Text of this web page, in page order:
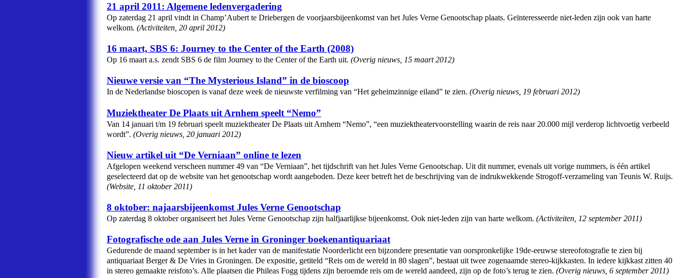
21 april 2011: Algemene ledenvergadering
Op zaterdag 21 april vindt in Champ’Aubert te Driebergen de voorjaarsbijeenkomst van het Jules Verne Genootschap plaats. Geïnteresseerde niet-leden zijn ook van harte
welkom. (Activiteiten 20 april 2012)
16 maart, SBS 6: Journey to the Center of the Earth (2008)
Op 16 maart a.s. zendt SBS 6 de film Journey to the Center of the Earth uit. (Overig nieuws 15 maart 2012)
Nieuwe versie van “The Mysterious Island” in de bioscoop
In de Nederlandse bioscopen is vanaf deze week de nieuwste verfilming van “Het geheimzinnige eiland” te zien. (Overig nieuws 19 februari 2012)
Muziektheater De Plaats uit Arnhem speelt “Nemo”
Van 14 januari t/m 19 februari speelt muziektheater De Plaats uit Arnhem “Nemo”, “een muziektheatervoorstelling waarin de reis naar 20.000 mijl verderop lichtvoetig verbeeld
wordt”. (Overig nieuws 20 januari 2012)
Nieuw artikel uit “De Verniaan” online te lezen
Afgelopen weekend verscheen nummer 49 van “De Verniaan”, het tijdschrift van het Jules Verne Genootschap. Uit dit nummer, evenals uit vorige nummers, is één artikel
geselecteerd dat op de website van het genootschap wordt aangeboden. Deze keer betreft het de beschrijving van de indrukwekkende Strogoff-verzameling van Teunis W. Ruijs.
(Website 11 oktober 2011)
8 oktober: najaarsbijeenkomst Jules Verne Genootschap
Op zaterdag 8 oktober organiseert het Jules Verne Genootschap zijn halfjaarlijkse bijeenkomst. Ook niet-leden zijn van harte welkom. (Activiteiten 12 september 2011)
Fotografische ode aan Jules Verne in Groninger boekenantiquariaat
Gedurende de maand september is in het kader van de manifestatie Noorderlicht een bijzondere presentatie van oorspronkelijke 19de-eeuwse stereofotografie te zien bij
antiquariaat Berger & De Vries in Groningen. De expositie, getiteld “Reis om de wereld in 80 slagen”, bestaat uit twee zogenaamde stereo-kijkkasten. In iedere kijkkast zitten 40
in stereo gemaakte reisfoto’s. Alle plaatsen die Phileas Fogg tijdens zijn beroemde reis om de wereld aandeed, zijn op de foto’s terug te zien. (Overig nieuws 6 september 2011)